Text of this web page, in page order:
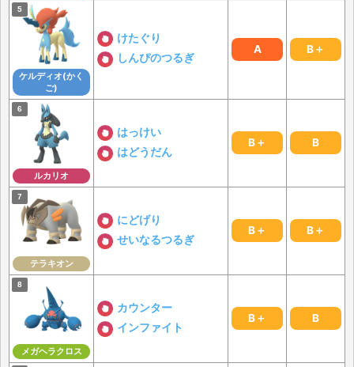
ケルディオ(かく
ご)
けたぐり
しんぴのつるぎ
A B＋
ルカリオ
はっけい
はどうだん
B＋ B
テラキオン
にどげり
せいなるつるぎ
B＋ B＋
メガヘラクロス
カウンター
インファイト
B＋ B